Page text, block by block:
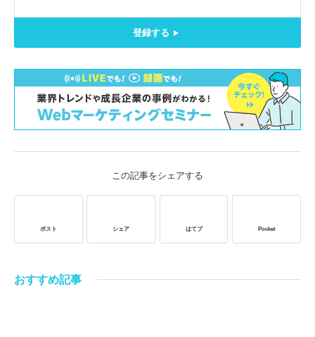
登録する
この記事をシェアする
ポスト シェア はてブ Pocket
おすすめ記事